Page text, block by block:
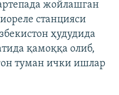
жойлашган
станцияси
ҳудудида
қамоққа олиб,
туман ички ишлар